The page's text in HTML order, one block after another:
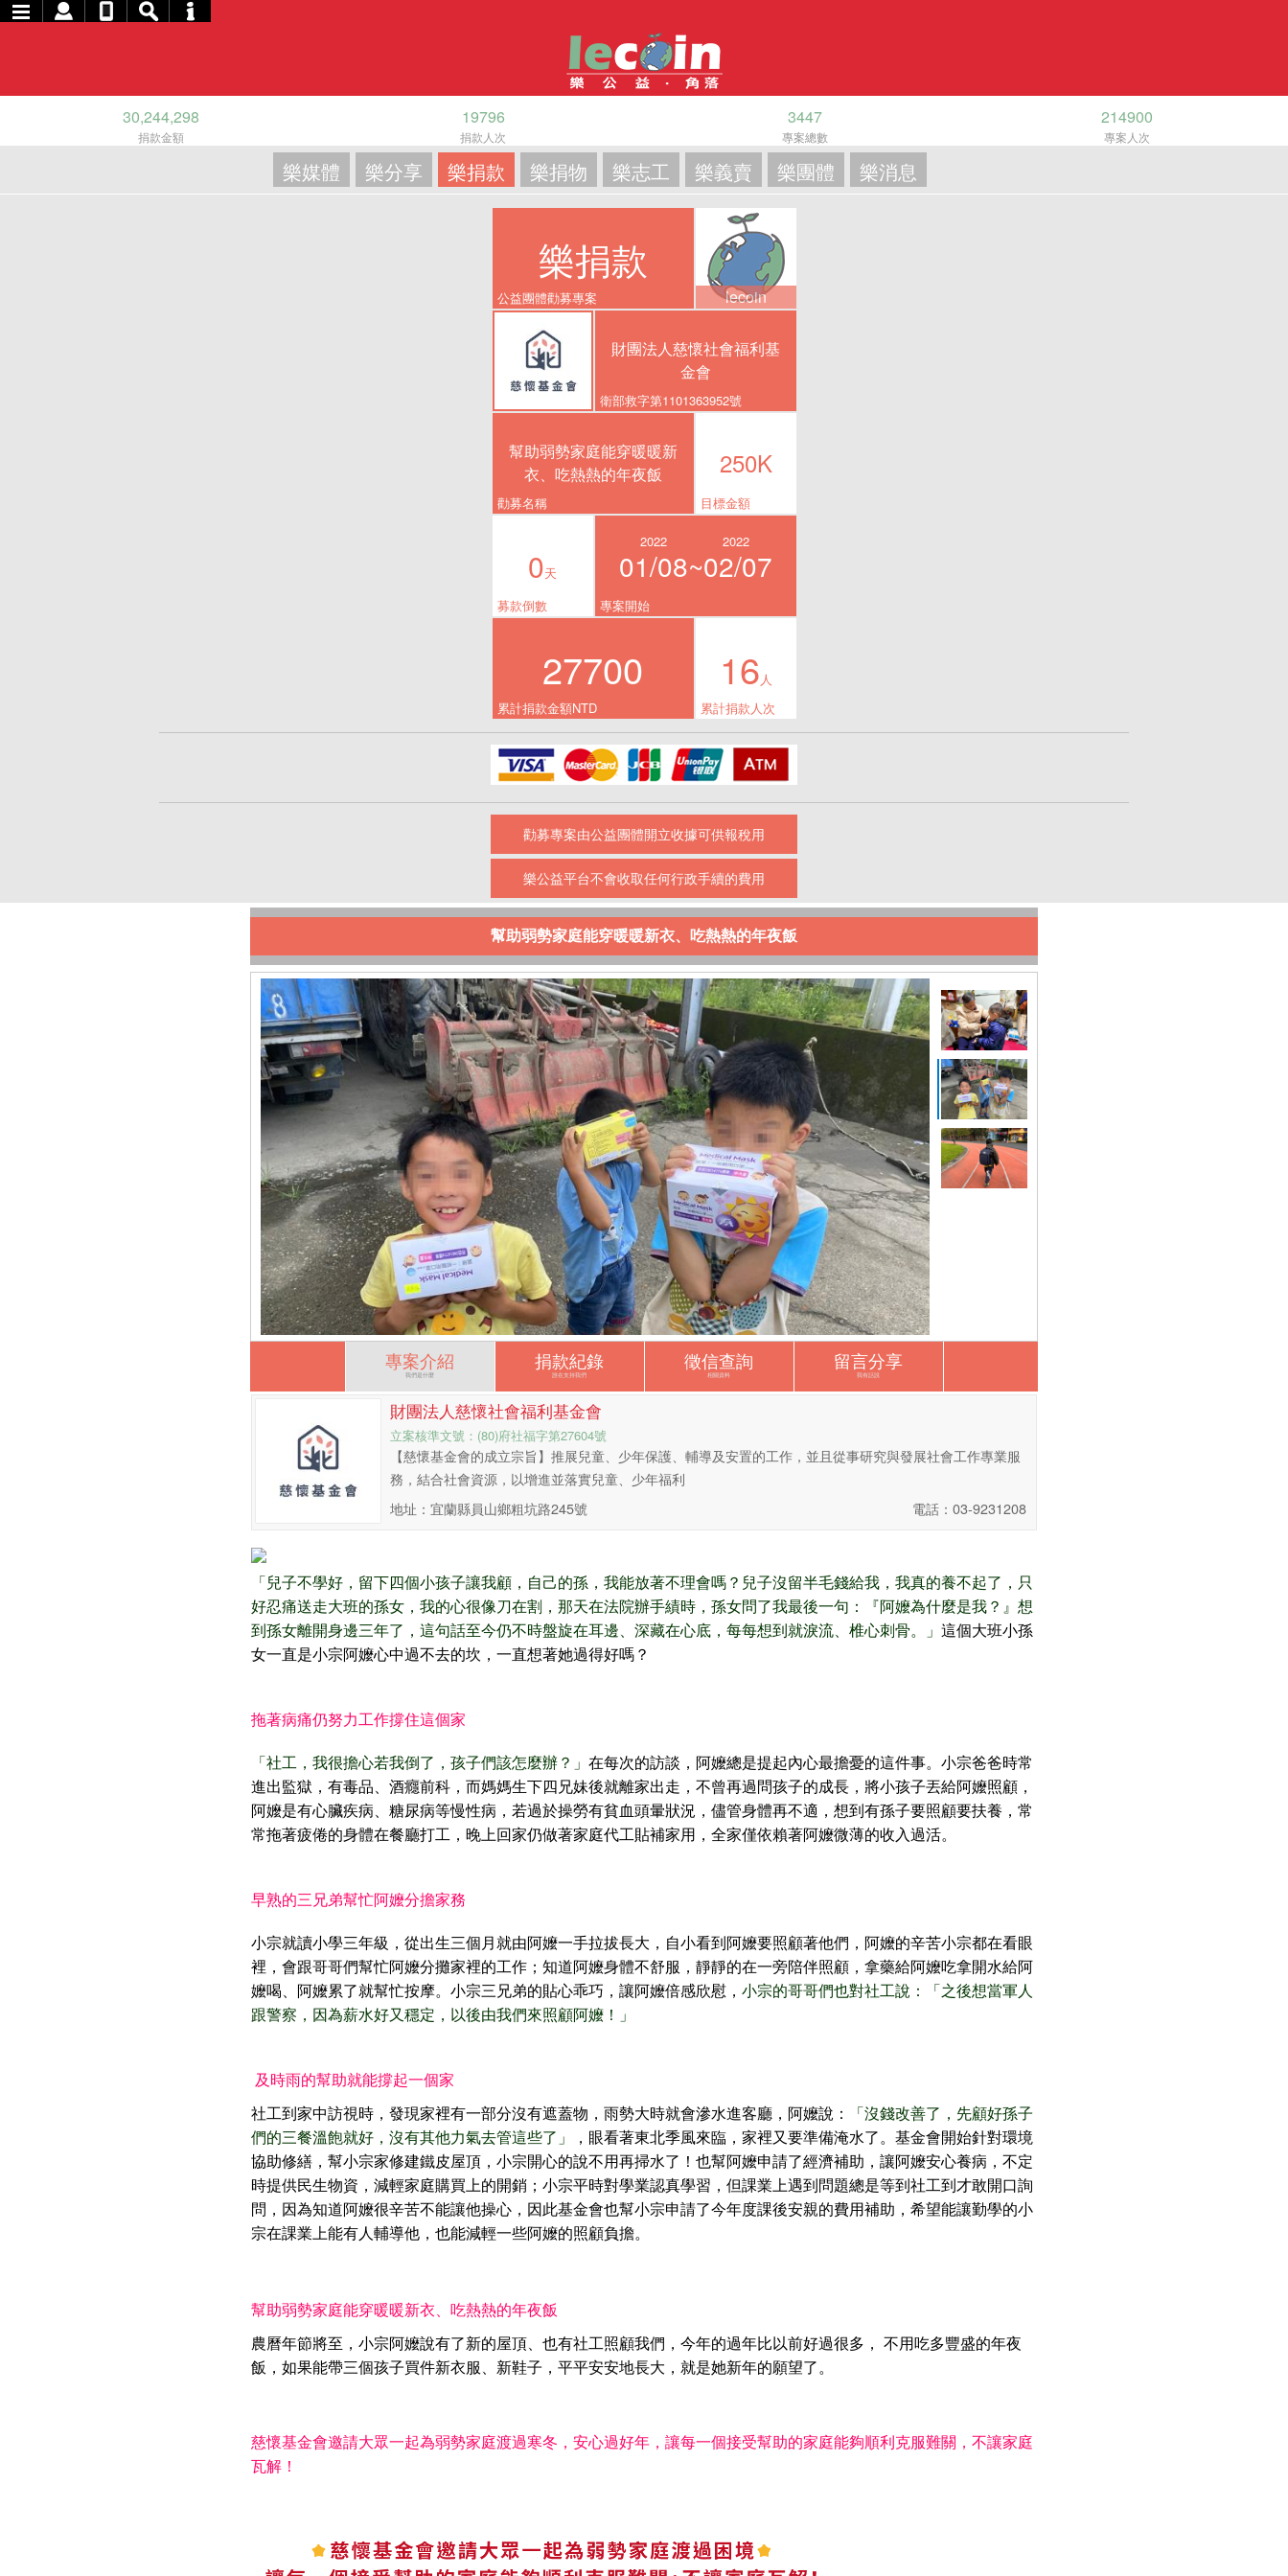
30,244,298
捐款金額
19796
捐款人次
3447
專案總數
214900
專案人次
樂媒體 樂分享 樂捐款 樂捐物 樂志工 樂義賣 樂團體 樂消息
樂捐款
公益團體勸募專案 lecoin
財團法人慈懷社會福利基
金會
衛部救字第1101363952號
幫助弱勢家庭能穿暖暖新
衣、吃熱熱的年夜飯
勸募名稱
250K
目標金額
0天
募款倒數
2022
01/08~
2022
02/07
專案開始
27700
累計捐款金額NTD
16人
累計捐款人次
勸募專案由公益團體開立收據可供報稅用
樂公益平台不會收取任何行政手續的費用
幫助弱勢家庭能穿暖暖新衣、吃熱熱的年夜飯
專案介紹
我們是什麼
捐款紀錄
誰在支持我們
徵信查詢
相關資料
留言分享
我有話說
財團法人慈懷社會福利基金會
立案核準文號：(80)府社福字第27604號
【慈懷基金會的成立宗旨】推展兒童、少年保護、輔導及安置的工作，並且從事研究與發展社會工作專業服
務，結合社會資源，以增進並落實兒童、少年福利
地址：宜蘭縣員山鄉粗坑路245號
電話：03-9231208
「兒子不學好，留下四個小孩子讓我顧，自己的孫，我能放著不理會嗎？兒子沒留半毛錢給我，我真的養不起了，只
好忍痛送走大班的孫女，我的心很像刀在割，那天在法院辦手績時，孫女問了我最後一句：『阿嬤為什麼是我？』 想
到孫女離開身邊三年了，這句話至今仍不時盤旋在耳邊、深藏在心底，每每想到就淚流、椎心刺骨。」 這個大班小孫
女一直是小宗阿嬤心中過不去的坎，一直想著她過得好嗎？
拖著病痛仍努力工作撐住這個家
「社工，我很擔心若我倒了，孩子們該怎麼辦？」 在每次的訪談，阿嬤總是提起內心最擔憂的這件事。小宗爸爸時常
進出監獄，有毒品、酒癮前科，而媽媽生下四兄妹後就離家出走，不曾再過問孩子的成長，將小孩子丟給阿嬤照顧，
阿嬤是有心臟疾病、糖尿病等慢性病，若過於操勞有貧血頭暈狀況，儘管身體再不適，想到有孫子要照顧要扶養，常
常拖著疲倦的身體在餐廳打工，晚上回家仍做著家庭代工貼補家用，全家僅依賴著阿嬤微薄的收入過活。
早熟的三兄弟幫忙阿嬤分擔家務
小宗就讀小學三年級，從出生三個月就由阿嬤一手拉拔長大，自小看到阿嬤要照顧著他們，阿嬤的辛苦小宗都在看眼
裡，會跟哥哥們幫忙阿嬤分攤家裡的工作；知道阿嬤身體不舒服，靜靜的在一旁陪伴照顧，拿藥給阿嬤吃拿開水給阿
嬤喝、阿嬤累了就幫忙按摩。小宗三兄弟的貼心乖巧，讓阿嬤倍感欣慰， 小宗的哥哥們也對社工說：「之後想當軍人
跟警察，因為薪水好又穩定，以後由我們來照顧阿嬤！」
及時雨的幫助就能撐起一個家
社工到家中訪視時，發現家裡有一部分沒有遮蓋物，雨勢大時就會滲水進客廳，阿嬤說：
「沒錢改善了，先顧好孫子
們的三餐溫飽就好，沒有其他力氣去管這些了」
，眼看著東北季風來臨，家裡又要準備淹水了。基金會開始針對環境
協助修繕，幫小宗家修建鐵皮屋頂，小宗開心的說不用再掃水了！也幫阿嬤申請了經濟補助，讓阿嬤安心養病，不定
時提供民生物資，減輕家庭購買上的開銷；小宗平時對學業認真學習，但課業上遇到問題總是等到社工到才敢開口詢
問，因為知道阿嬤很辛苦不能讓他操心，因此基金會也幫小宗申請了今年度課後安親的費用補助，希望能讓勤學的小
宗在課業上能有人輔導他，也能減輕一些阿嬤的照顧負擔。
幫助弱勢家庭能穿暖暖新衣、吃熱熱的年夜飯
農曆年節將至，小宗阿嬤說有了新的屋頂、也有社工照顧我們，今年的過年比以前好過很多， 不用吃多豐盛的年夜
飯，如果能帶三個孩子買件新衣服、新鞋子，平平安安地長大，就是她新年的願望了。
慈懷基金會邀請大眾一起為弱勢家庭渡過寒冬，安心過好年，讓每一個接受幫助的家庭能夠順利克服難關，不讓家庭
瓦解！